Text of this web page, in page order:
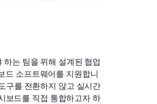
는 팀을 위해 설계된 협업
드 소프트웨어를 지원합니
구를 전환하지 않고 실시간
보드를 직접 통합하고자 하